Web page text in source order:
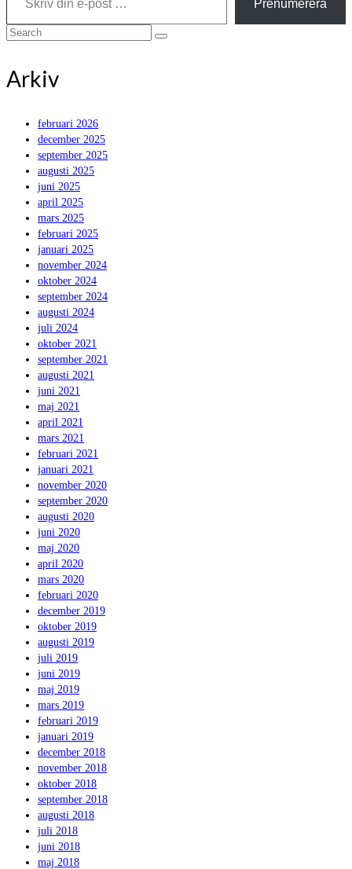
Prenumerera
Search
Arkiv
februari 2026
december 2025
september 2025
augusti 2025
juni 2025
april 2025
mars 2025
februari 2025
januari 2025
november 2024
oktober 2024
september 2024
augusti 2024
juli 2024
oktober 2021
september 2021
augusti 2021
juni 2021
maj 2021
april 2021
mars 2021
februari 2021
januari 2021
november 2020
september 2020
augusti 2020
juni 2020
maj 2020
april 2020
mars 2020
februari 2020
december 2019
oktober 2019
augusti 2019
juli 2019
juni 2019
maj 2019
mars 2019
februari 2019
januari 2019
december 2018
november 2018
oktober 2018
september 2018
augusti 2018
juli 2018
juni 2018
maj 2018